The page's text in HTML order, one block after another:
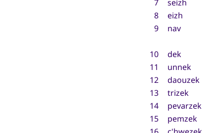
7
seizh
8
eizh
9
nav
10
dek
11
unnek
12
daouzek
13
trizek
14
pevarzek
15
pemzek